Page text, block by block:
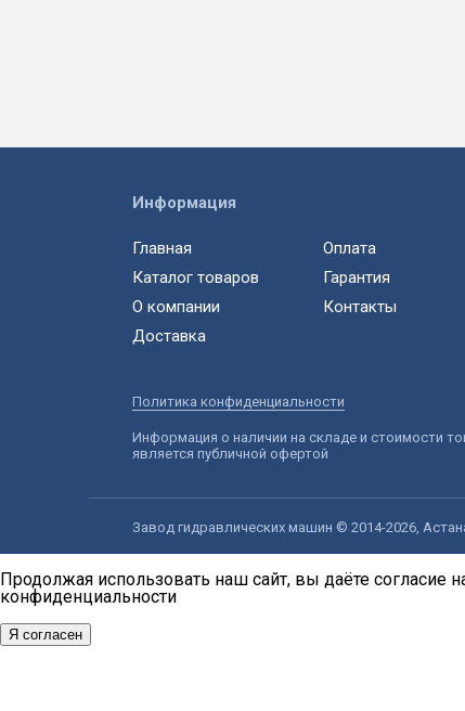
Информация
Главная
Каталог товаров
О компании
Доставка
Оплата
Гарантия
Контакты
Политика конфиденциальности
Информация о наличии на складе и стоимости
является публичной офертой
Завод гидравлических машин © 2014-2026,
Продолжая использовать наш сайт, вы даёте согласие
конфиденциальности
Я согласен